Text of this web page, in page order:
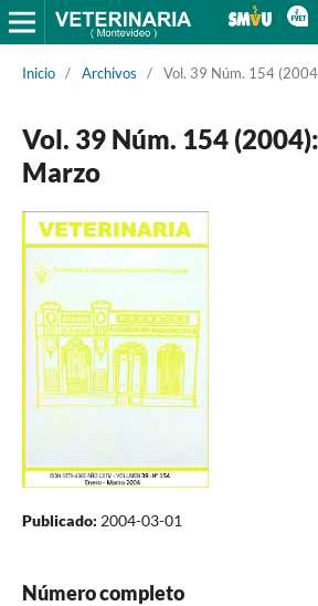
Inicio / Archivos / Vol. 39 Núm. 154
Vol. 39 Núm. 154
Marzo
Publicado: 2004-03-01
Número completo